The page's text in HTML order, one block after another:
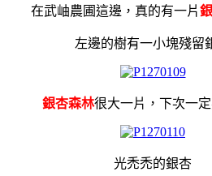
在武岫農圃這邊，真的有一片
左邊的樹有一小塊殘留
銀杏森林很大一片，下次一
光禿禿的銀杏